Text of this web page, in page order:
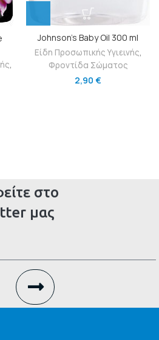
,
Johnson’s Baby Oil 300 ml
Είδη Προσωπικής Υγιεινής,
Φροντίδα Σώματος
2,90 €
στο
μας